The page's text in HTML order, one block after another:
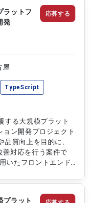
す。 【作業内
たWeb画面の開発お
たフロントエンド機
操作性向上に向けた
側機能の開発 ・設
ラットフ
発
屋
TypeScript
する大規模プラット
ン開発プロジェクト
品質向上を目的に、
善対応を行う案件で
いたフロントエンド
す。 チームメンバー
便性向上および安定し
応募する
ラット